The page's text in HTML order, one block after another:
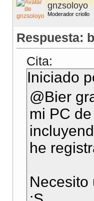
gnzsoloyo
Moderador criollo
Respuesta:
Cita:
Iniciado
@Bier
mi PC
he
Necesito